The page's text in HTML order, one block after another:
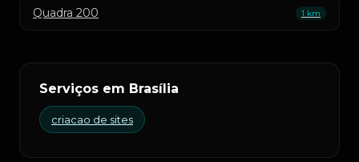
Quadra 200 1 km
Serviços em Brasília
criacao de sites